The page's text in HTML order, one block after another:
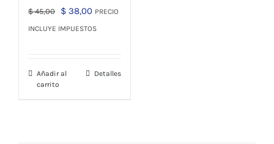
$45,00
El
precio
$ 45,00.
$ 38,00El
precio
$ 38,00.
PRECIO
INCLUYE IMPUESTOS
Añadir al
carrito
Detalles